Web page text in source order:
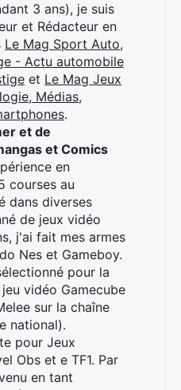
3 ans), je suis
et Rédacteur en
Le Mag Sport Auto,
- Actu automobile
et Le Mag Jeux
Médias,
.
et de
et Comics
en
courses au
dans diverses
de jeux vidéo
j'ai fait mes armes
Nes et Gameboy.
pour la
vidéo Gamecube
sur la chaîne
national).
pour Jeux
Obs et e TF1. Par
en tant